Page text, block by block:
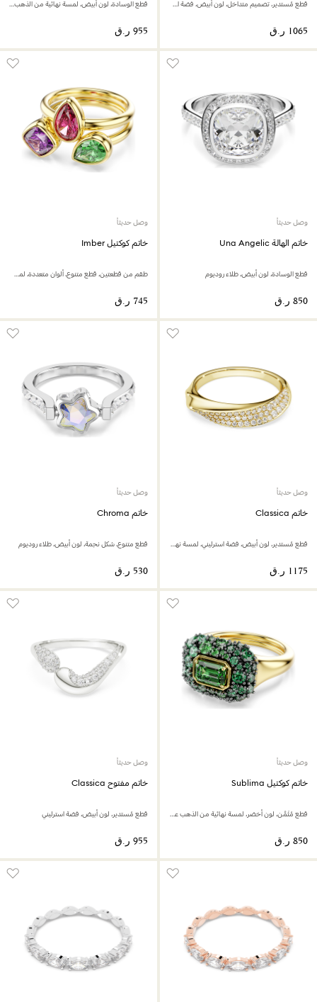
قطع مُستدير، تصميم متداخل، لون أبيض، فضة استرليني، لمسة نهائية من الذهب عيار 18 قيراط قطع الوسادة، لون أبيض، لمسة نهائية من الذهب عيار 18 قيراط
وصل حديثاً
خاتم الهالة Una Angelic
قطع الوسادة، لون أبيض، طلاء روديوم
وصل حديثاً
خاتم كوكتيل Imber
طقم من قطعتين، قطع متنوع، ألوان متعددة، لمسة نهائية من الذهب عيار 18 قيراط
وصل حديثاً
خاتم Classica
قطع مُستدير، لون أبيض، فضة استرليني، لمسة نهائية من الذهب عيار 18 قيراط
وصل حديثاً
خاتم Chroma
قطع متنوع، شكل نجمة، لون أبيض، طلاء روديوم
وصل حديثاً
خاتم كوكتيل Sublima
قطع مُثَمَّن، لون أخضر، لمسة نهائية من الذهب عيار 18 قيراط
وصل حديثاً
خاتم مفتوح Classica
قطع مُستدير، لون أبيض، فضة استرليني